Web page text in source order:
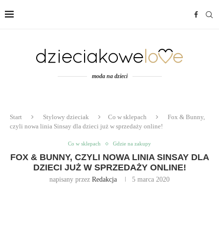
moda na dzieci
Start Stylowy dzieciak Co w sklepach
Fox & Bunny,
czyli nowa linia Sinsay dla dzieci już w sprzedaży online!
Co w sklepach Gdzie na zakupy
FOX & BUNNY, CZYLI NOWA LINIA SINSAY DLA
DZIECI JUŻ W SPRZEDAŻY ONLINE!
napisany przez Redakcja 5 marca 2020